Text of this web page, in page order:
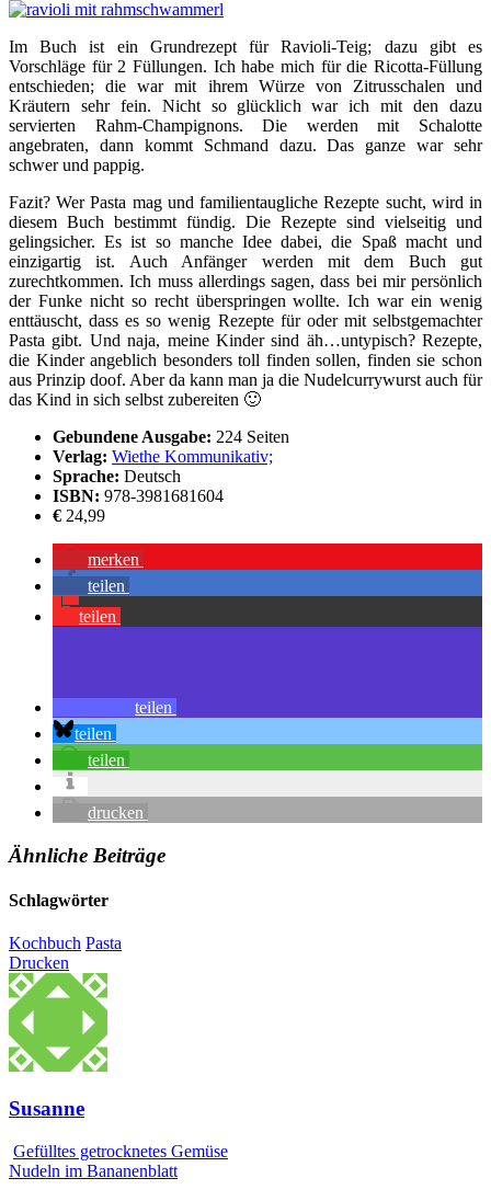
Im Buch ist ein Grundrezept für Ravioli-Teig; dazu gibt es
Vorschläge für 2 Füllungen. Ich habe mich für die Ricotta-Füllung
entschieden; die war mit ihrem Würze von Zitrusschalen und
Kräutern sehr fein. Nicht so glücklich war ich mit den dazu
servierten Rahm-Champignons. Die werden mit Schalotte
angebraten, dann kommt Schmand dazu. Das ganze war sehr
schwer und pappig.
Fazit? Wer Pasta mag und familientaugliche Rezepte sucht, wird in
diesem Buch bestimmt fündig. Die Rezepte sind vielseitig und
gelingsicher. Es ist so manche Idee dabei, die Spaß macht und
einzigartig ist. Auch Anfänger werden mit dem Buch gut
zurechtkommen. Ich muss allerdings sagen, dass bei mir persönlich
der Funke nicht so recht überspringen wollte. Ich war ein wenig
enttäuscht, dass es so wenig Rezepte für oder mit selbstgemachter
Pasta gibt. Und naja, meine Kinder sind äh…untypisch? Rezepte,
die Kinder angeblich besonders toll finden sollen, finden sie schon
aus Prinzip doof. Aber da kann man ja die Nudelcurrywurst auch für
das Kind in sich selbst zubereiten 🙂
Gebundene Ausgabe: 224 Seiten
Verlag: Wiethe Kommunikativ;
Sprache: Deutsch
ISBN: 978-3981681604
€ 24,99
merken
teilen
teilen
teilen
teilen
teilen
drucken
Ähnliche Beiträge
Schlagwörter
Kochbuch Pasta
Drucken
Susanne
Gefülltes getrocknetes Gemüse
Nudeln im Bananenblatt